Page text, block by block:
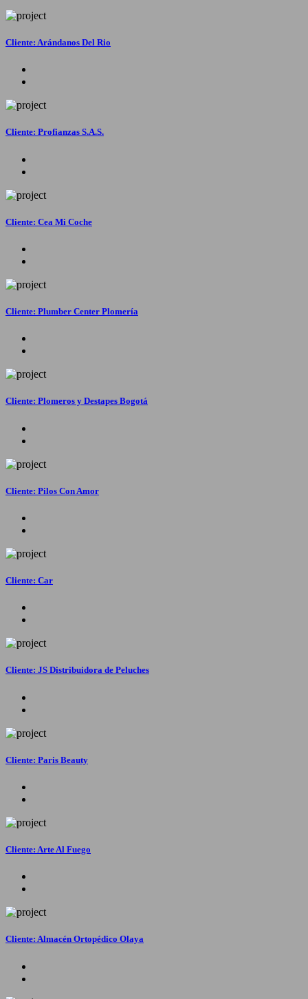
Cliente: Arándanos Del Rio
Cliente: Profianzas S.A.S.
Cliente: Cea Mi Coche
Cliente: Plumber Center Plomería
Cliente: Plomeros y Destapes Bogotá
Cliente: Pilos Con Amor
Cliente: Car
Cliente: JS Distribuidora de Peluches
Cliente: Paris Beauty
Cliente: Arte Al Fuego
Cliente: Almacén Ortopédico Olaya